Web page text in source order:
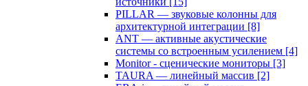
PILLAR — звуковые колонны для
архитектурной интеграции [8]
ANT — активные акустические
системы со встроенным усилением [4]
Monitor - сценические мониторы [3]
TAURA — линейный массив [2]